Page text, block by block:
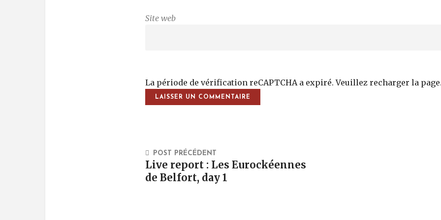
Site web
La période de vérification reCAPTCHA a expiré. Veuillez recharger la
Post Navigation
POST PRÉCÉDENT
Live report : Les Eurockéennes
de Belfort, day 1